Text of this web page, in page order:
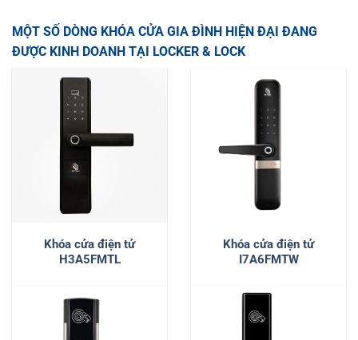
MỘT SỐ DÒNG KHÓA CỬA GIA ĐÌNH HIỆN ĐẠI ĐANG
ĐƯỢC KINH DOANH TẠI LOCKER & LOCK
Khóa cửa điện tử
H3A5FMTL
Khóa cửa điện tử
I7A6FMTW